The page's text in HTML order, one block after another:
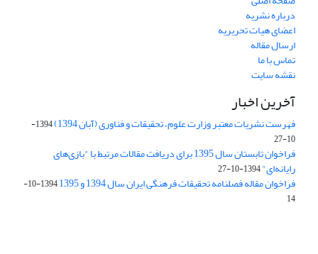
درباره نشریه
اعضای هیات تحریریه
ارسال مقاله
تماس با ما
نقشه سایت
آخرین اخبار
فهرست نشریات معتبر وزارت علوم، تحقیقات و فناوری (آبان 1394)
1394-
10-27
فراخوان تابستان سال 1395 برای دریافت مقالات مرتبط با "بازی‌های
رایانه‌ای"1394-10-27
فراخوان مقاله فصلنامه تحقیقات فرهنگی ایران سال 1394 و 1395
1394-10-
14